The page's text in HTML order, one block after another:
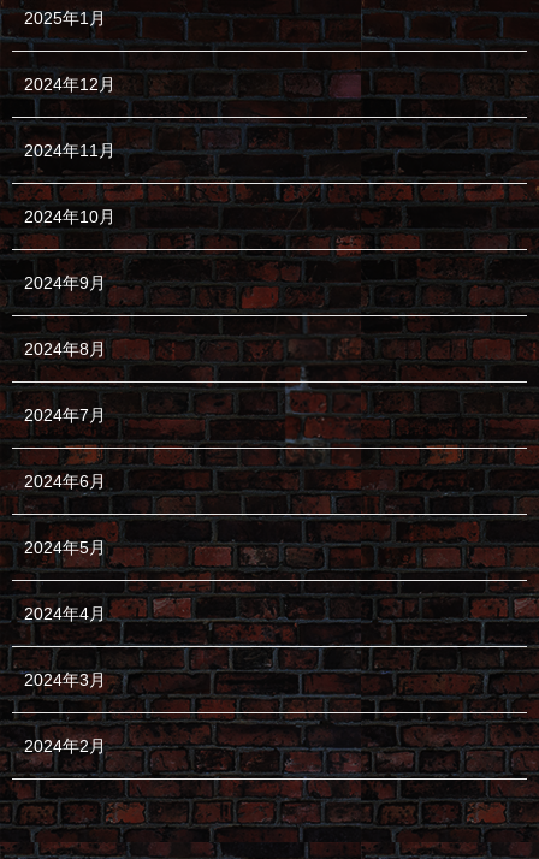
2025年1月
2024年12月
2024年11月
2024年10月
2024年9月
2024年8月
2024年7月
2024年6月
2024年5月
2024年4月
2024年3月
2024年2月